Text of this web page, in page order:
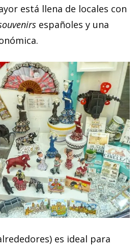
está llena de locales con
españoles y una
es ideal para